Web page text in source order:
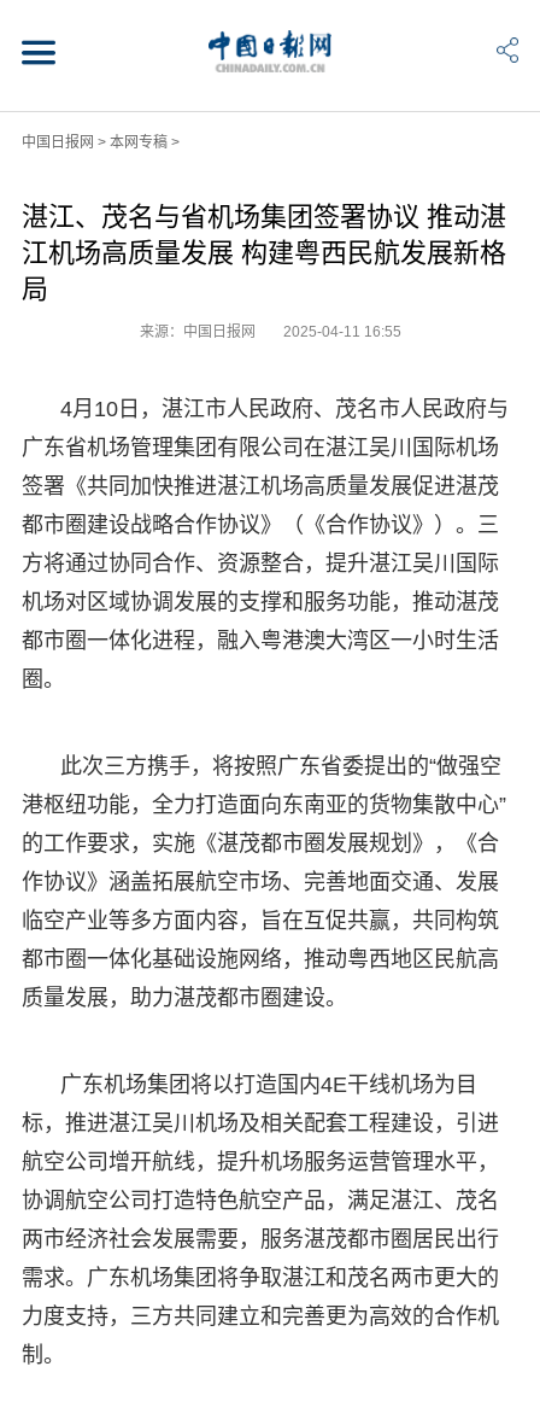
中国日报网 > 本网专稿>
湛江、茂名与省机场集团签署协议 推动湛
江机场高质量发展 构建粤西民航发展新格
局
来源：中国日报网 2025-04-11 16:55
4月10日，湛江市人民政府、茂名市人民政府与
广东省机场管理集团有限公司在湛江吴川国际机场
签署《共同加快推进湛江机场高质量发展促进湛茂
都市圈建设战略合作协议》（《合作协议》）。三
方将通过协同合作、资源整合，提升湛江吴川国际
机场对区域协调发展的支撑和服务功能，推动湛茂
都市圈一体化进程，融入粤港澳大湾区一小时生活
圈。
此次三方携手，将按照广东省委提出的“做强空
港枢纽功能，全力打造面向东南亚的货物集散中心”
的工作要求，实施《湛茂都市圈发展规划》，《合
作协议》涵盖拓展航空市场、完善地面交通、发展
临空产业等多方面内容，旨在互促共赢，共同构筑
都市圈一体化基础设施网络，推动粤西地区民航高
质量发展，助力湛茂都市圈建设。
广东机场集团将以打造国内4E干线机场为目
标，推进湛江吴川机场及相关配套工程建设，引进
航空公司增开航线，提升机场服务运营管理水平，
协调航空公司打造特色航空产品，满足湛江、茂名
两市经济社会发展需要，服务湛茂都市圈居民出行
需求。广东机场集团将争取湛江和茂名两市更大的
力度支持，三方共同建立和完善更为高效的合作机
制。